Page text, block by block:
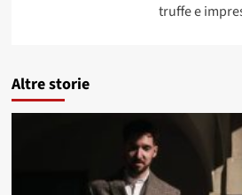
truffe e
Altre storie